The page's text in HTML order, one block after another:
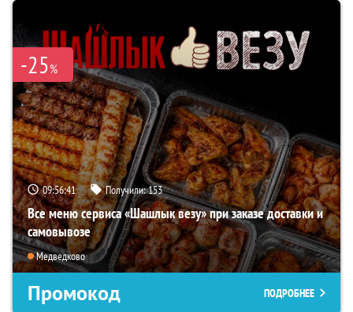
-25%
09:56:40 Получили:153
Все меню сервиса «Шашлык везу» при заказе доставки и
самовывозе
Медведково
Промокод ПОДРОБНЕЕ